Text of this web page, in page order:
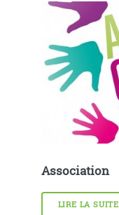
Association
LIRE LA SUITE